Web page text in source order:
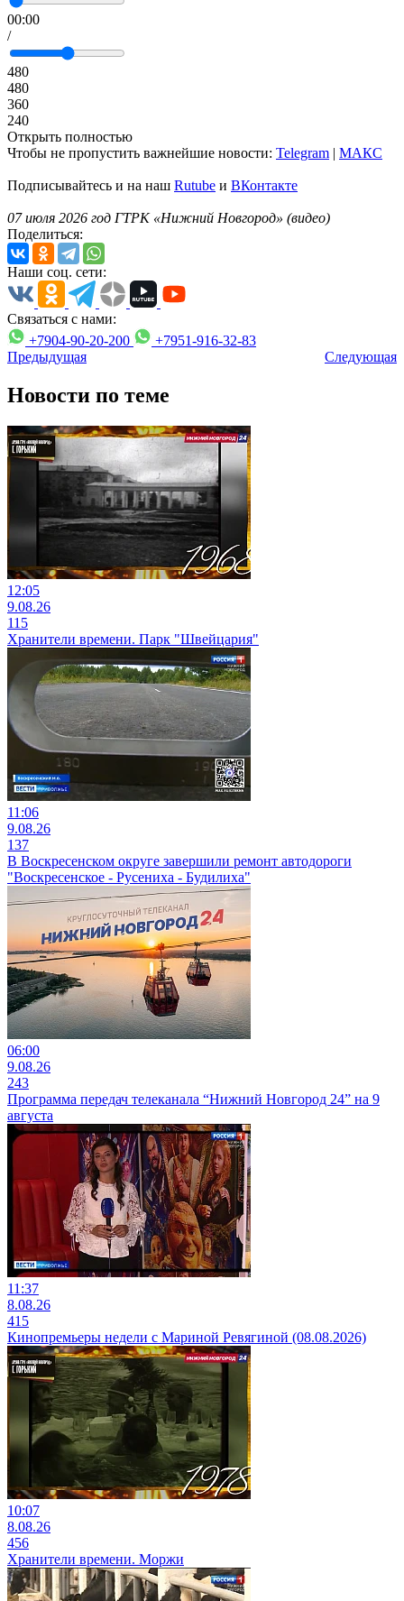
00:00
/
480
480
360
240
Открыть полностью
Чтобы не пропустить важнейшие новости: Telegram | MAКС
Подписывайтесь и на наш Rutube и ВКонтакте
07 июля 2026 год ГТРК «Нижний Новгород» (видео)
Поделиться:
Наши соц. сети:
Связаться с нами:
+7904-90-20-200
+7951-916-32-83
Предыдущая
Следующая
Новости по теме
12:05
9.08.26
115
Хранители времени. Парк "Швейцария"
11:06
9.08.26
137
В Воскресенском округе завершили ремонт автодороги
"Воскресенское - Русениха - Будилиха"
06:00
9.08.26
243
Программа передач телеканала “Нижний Новгород 24” на 9
августа
11:37
8.08.26
415
Кинопремьеры недели с Мариной Ревягиной (08.08.2026)
10:07
8.08.26
456
Хранители времени. Моржи